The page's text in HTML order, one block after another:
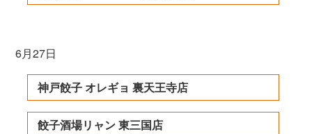
6月27日
神戸餃子 オレギョ 裏天王寺店
餃子酒場リャン 東三国店